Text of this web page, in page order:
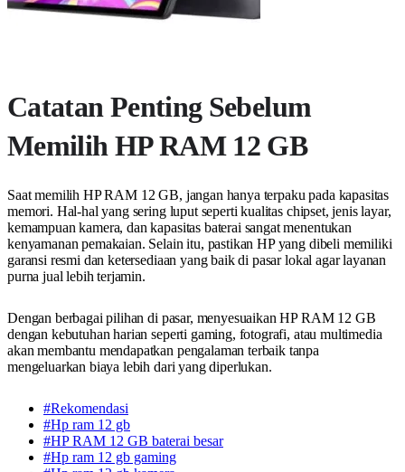
Catatan Penting Sebelum
Memilih HP RAM 12 GB
Saat memilih HP RAM 12 GB, jangan hanya terpaku pada kapasitas
memori. Hal-hal yang sering luput seperti kualitas chipset, jenis layar,
kemampuan kamera, dan kapasitas baterai sangat menentukan
kenyamanan pemakaian. Selain itu, pastikan HP yang dibeli memiliki
garansi resmi dan ketersediaan yang baik di pasar lokal agar layanan
purna jual lebih terjamin.
Dengan berbagai pilihan di pasar, menyesuaikan HP RAM 12 GB
dengan kebutuhan harian seperti gaming, fotografi, atau multimedia
akan membantu mendapatkan pengalaman terbaik tanpa
mengeluarkan biaya lebih dari yang diperlukan.
#Rekomendasi
#Hp ram 12 gb
#HP RAM 12 GB baterai besar
#Hp ram 12 gb gaming